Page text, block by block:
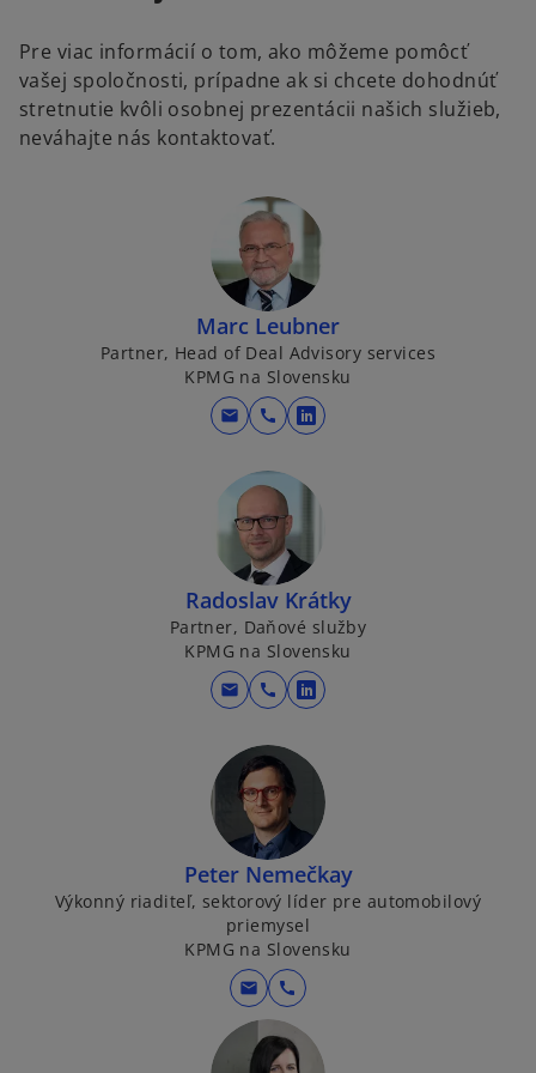
Pre viac informácií o tom, ako môžeme pomôcť
vašej spoločnosti, prípadne ak si chcete dohodnúť
stretnutie kvôli osobnej prezentácii našich služieb,
neváhajte nás kontaktovať.
Marc Leubner
Partner, Head of Deal Advisory services
KPMG na Slovensku
mail call
o
e
i
n
a
n
e
w
a
Radoslav Krátky
Partner, Daňové služby
KPMG na Slovensku
mail call
o
e
i
n
a
n
e
w
a
Peter Nemečkay
Výkonný riaditeľ, sektorový líder pre automobilový
priemysel
KPMG na Slovensku
mail call